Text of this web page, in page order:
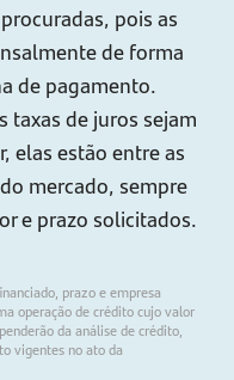
pois as
de forma
de pagamento.
taxas de juros sejam
elas estão entre as
mercado, sempre
e prazo solicitados.
prazo e empresa
operação de crédito cujo valor
da análise de crédito,
vigentes no ato da